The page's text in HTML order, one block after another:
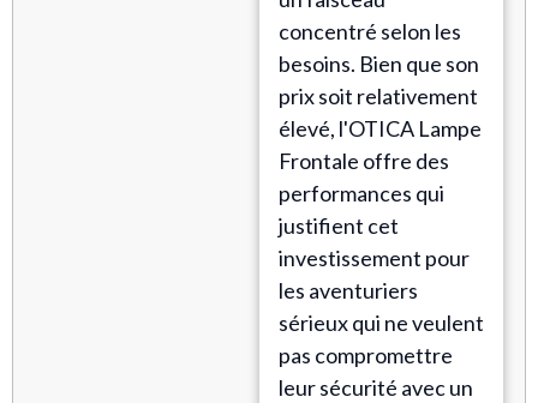
concentré selon les
besoins. Bien que son
prix soit relativement
élevé, l'OTICA Lampe
Frontale offre des
performances qui
justifient cet
investissement pour
les aventuriers
sérieux qui ne veulent
pas compromettre
leur sécurité avec un